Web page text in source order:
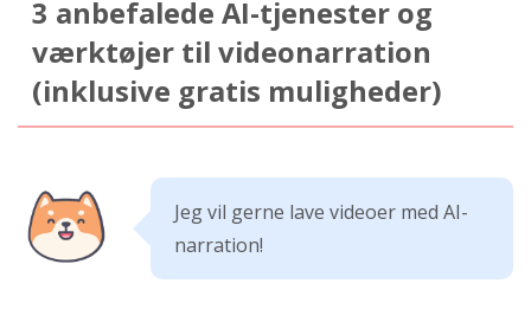
3 anbefalede AI-tjenester og
værktøjer til videonarration
(inklusive gratis muligheder)
Jeg vil gerne lave videoer med AI-
narration!